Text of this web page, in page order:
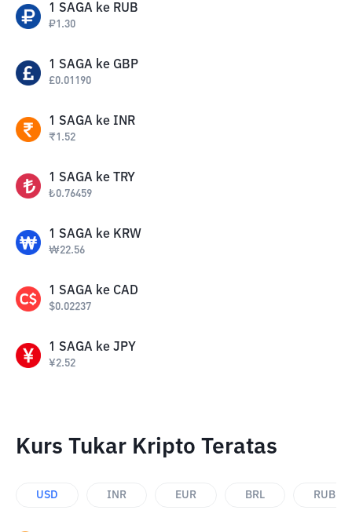
1 SAGA ke RUB
₽1.30
1 SAGA ke GBP
£0.01190
1 SAGA ke INR
₹1.52
1 SAGA ke TRY
₺0.76459
1 SAGA ke KRW
₩22.56
1 SAGA ke CAD
$0.02237
1 SAGA ke JPY
¥2.52
Kurs Tukar Kripto Teratas
USD INR EUR BRL RUB